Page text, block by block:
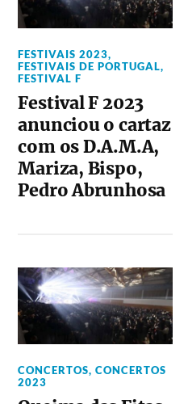
FESTIVAIS 2023,
FESTIVAIS DE PORTUGAL,
FESTIVAL F
Festival F 2023
anunciou o cartaz
com os D.A.M.A,
Mariza, Bispo,
Pedro Abrunhosa
CONCERTOS,CONCERTOS
2023